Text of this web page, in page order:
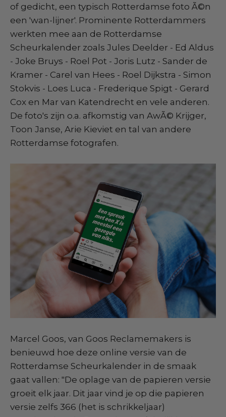
of gedicht, een typisch Rotterdamse foto Ã©n
een 'wan-lijner'. Prominente Rotterdammers
werkten mee aan de Rotterdamse
Scheurkalender zoals Jules Deelder - Ed Aldus
- Joke Bruys - Roel Pot - Joris Lutz - Sander de
Kramer - Carel van Hees - Roel Dijkstra - Simon
Stokvis - Loes Luca - Frederique Spigt - Gerard
Cox en Mar van Katendrecht en vele anderen.
De foto's zijn o.a. afkomstig van AwÃ© Krijger,
Toon Janse, Arie Kieviet en tal van andere
Rotterdamse fotografen.
Marcel Goos, van Goos Reclamemakers is
benieuwd hoe deze online versie van de
Rotterdamse Scheurkalender in de smaak
gaat vallen: "De oplage van de papieren versie
groeit elk jaar. Dit jaar vind je op die papieren
versie zelfs 366 (het is schrikkeljaar)